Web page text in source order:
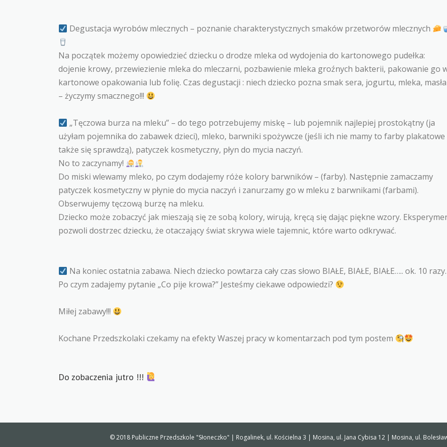
Degustacja wyrobów mlecznych – poznanie charakterystycznych smaków przetworów mlecznych
Na początek możemy opowiedzieć dziecku o drodze mleka od wydojenia do kartonowego pudełka:
dojenie krowy, przewiezienie mleka do mleczarni, pozbawienie mleka groźnych bakterii, pakowanie go
kartonowe opakowania lub folię. Czas degustacji : niech dziecko pozna smak sera, jogurtu, mleka, masła
– życzymy smacznego!!!
„Tęczowa burza na mleku” – do tego potrzebujemy miskę – lub pojemnik najlepiej prostokątny (ja
użyłam pojemnika do zabawek dzieci), mleko, barwniki spożywcze (jeśli ich nie mamy to farby plakatowe
także się sprawdzą), patyczek kosmetyczny, płyn do mycia naczyń.
No to zaczynamy!
Do miski wlewamy mleko, po czym dodajemy róże kolory barwników – (farby). Następnie zamaczamy
patyczek kosmetyczny w płynie do mycia naczyń i zanurzamy go w mleku z barwnikami (farbami).
Obserwujemy tęczową burzę na mleku.
Dziecko może zobaczyć jak mieszają się ze sobą kolory, wirują, kręcą się dając piękne wzory.
pozwoli dostrzec dziecku, że otaczający świat skrywa wiele tajemnic, które warto odkrywać.
Na koniec ostatnia zabawa. Niech dziecko powtarza cały czas słowo BIAŁE, BIAŁE, BIAŁE….. ok. 10 razy.
Po czym zadajemy pytanie „Co pije krowa?” Jesteśmy ciekawe odpowiedzi?
Miłej zabawy!!!
Kochane Przedszkolaki czekamy na efekty Waszej pracy w komentarzach pod tym postem
Do zobaczenia jutro !!!
© 2018 Publiczne Przedszkole "Słoneczko" | Rogalinek, ul. Kościelna 3 | Mosina, ul. Jana Cybisa 12 | Mosina, ul.